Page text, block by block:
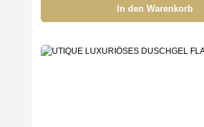
In den Warenkorb